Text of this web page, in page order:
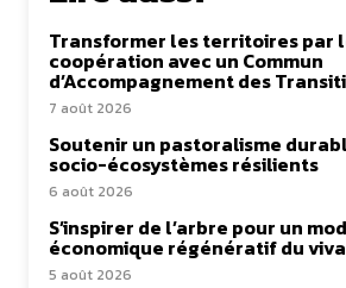
Transformer les territoires par
coopération avec un Commun
d’Accompagnement des
7 août 2026
Soutenir un pastoralisme
socio-écosystèmes résilients
6 août 2026
S’inspirer de l’arbre pour un
économique régénératif du
5 août 2026